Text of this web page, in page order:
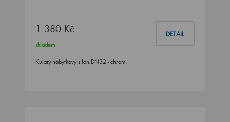
1 380 Kč DETAIL
skladem
Kulatý nábytkový sifon DN32 - chrom.